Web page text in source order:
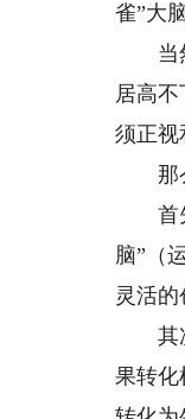
雀”大
当然
居高
须正视
那么
首先
脑”（
灵活
其次
果转化